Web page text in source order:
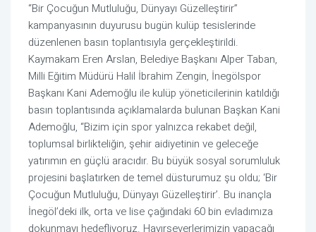
“Bir Çocuğun Mutluluğu, Dünyayı Güzelleştirir”
kampanyasının duyurusu bugün kulüp tesislerinde
düzenlenen basın toplantısıyla gerçekleştirildi.
Kaymakam Eren Arslan, Belediye Başkanı Alper Taban,
Milli Eğitim Müdürü Halil İbrahim Zengin, İnegölspor
Başkanı Kani Ademoğlu ile kulüp yöneticilerinin katıldığı
basın toplantısında açıklamalarda bulunan Başkan Kani
Ademoğlu, “Bizim için spor yalnızca rekabet değil,
toplumsal birlikteliğin, şehir aidiyetinin ve geleceğe
yatırımın en güçlü aracıdır. Bu büyük sosyal sorumluluk
projesini başlatırken de temel düsturumuz şu oldu; ‘Bir
Çocuğun Mutluluğu, Dünyayı Güzelleştirir’. Bu inançla
İnegöl’deki ilk, orta ve lise çağındaki 60 bin evladımıza
dokunmayı hedefliyoruz. Hayırseverlerimizin yapacağı